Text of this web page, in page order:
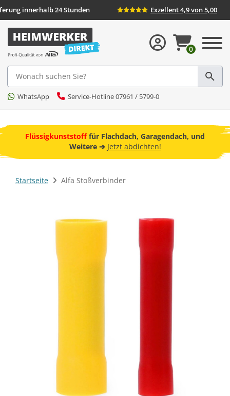
innerhalb 24 Stunden Exzellent 4,9 von 5,00
Suche
WhatsApp Service-Hotline 07961 / 5799-0
0
Flüssigkunststofffür Flachdach, Garagendach, und
Weitere ➔ Jetzt abdichten!
Startseite Alfa Stoßverbinder